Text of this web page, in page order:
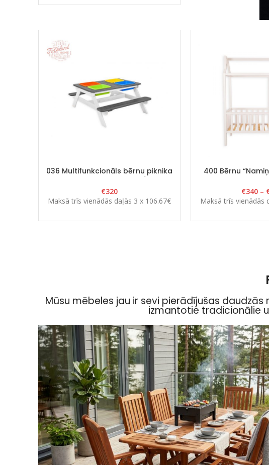
036 Multifunkcionāls bērnu piknika
€320
Maksā trīs vienādās daļās 3 x 106.67€
400 Bērnu
€340–
Maksā trīs vienādās
Mūsu mēbeles jau ir sevi pierādījušas
izmantotie tradicionālie